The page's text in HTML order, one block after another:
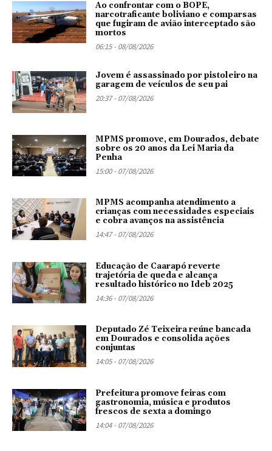
Ao confrontar com o BOPE,
narcotraficante boliviano e comparsas
que fugiram de avião interceptado são
mortos
06:15 - 08/08/2026
Jovem é assassinado por pistoleiro na
garagem de veículos de seu pai
20:37 - 07/08/2026
MPMS promove, em Dourados, debate
sobre os 20 anos da Lei Maria da
Penha
15:00 - 07/08/2026
MPMS acompanha atendimento a
crianças com necessidades especiais
e cobra avanços na assistência
14:47 - 07/08/2026
Educação de Caarapó reverte
trajetória de queda e alcança
resultado histórico no Ideb 2025
14:36 - 07/08/2026
Deputado Zé Teixeira reúne bancada
em Dourados e consolida ações
conjuntas
14:05 - 07/08/2026
Prefeitura promove feiras com
gastronomia, música e produtos
frescos de sexta a domingo
14:04 - 07/08/2026